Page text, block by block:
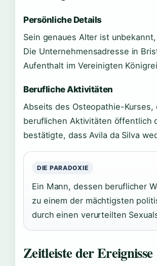
Persönliche Details
Sein genaues Alter ist
Die Unternehmensadresse in
Aufenthalt im Vereinigten
Berufliche Aktivitäten
Abseits des Osteopathie-
beruflichen Aktivitäten öffentlich
bestätigte, dass Avila da Silva
DIE PARADOXIE
Ein Mann, dessen beruflicher
zu einem der mächtigsten
durch einen verurteilten
Zeitleiste der Ereignisse